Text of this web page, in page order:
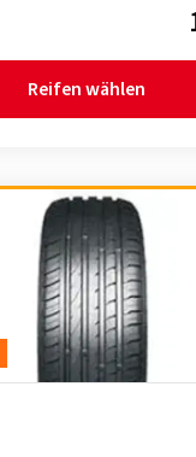
Reifen wählen